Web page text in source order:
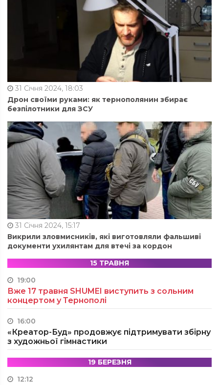
31 Січня 2024, 18:03
Дрон своїми руками: як тернополянин збирає
безпілотники для ЗСУ
31 Січня 2024, 15:17
Викрили зловмисників, які виготовляли фальшиві
документи ухилянтам для втечі за кордон
15 ТРАВНЯ
19:00
Вже 17 травня SHUMEI виступить з сольним
концертом у Тернополі
16:00
«Креатор-Буд» продовжує підтримувати збірну
з художньої гімнастики
19 БЕРЕЗНЯ
12:12